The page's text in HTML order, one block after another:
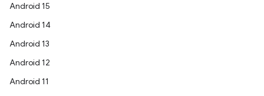
Android 15
Android 14
Android 13
Android 12
Android 11